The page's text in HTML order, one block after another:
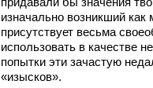
изначально возникший как
присутствует весьма
использовать в качестве
попытки эти зачастую
«изысков».